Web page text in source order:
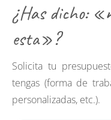
¿Has dicho:
esta»?
Solicita tu
tengas (forma de
personalizadas, etc.).